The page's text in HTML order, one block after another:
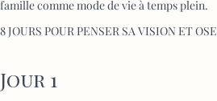
famille comme mode de vie à temps plein.
8 JOURS POUR PENSER SA VISION ET
Jour 1